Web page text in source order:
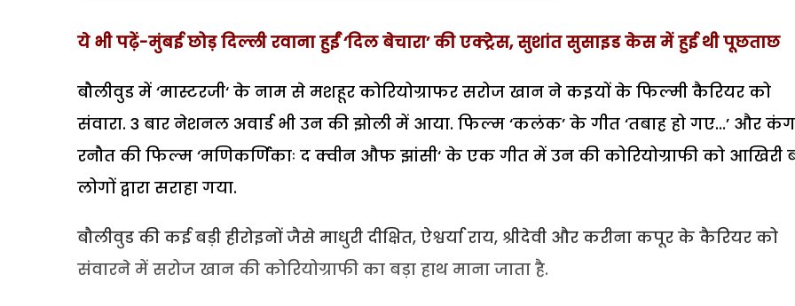
ये भी पढ़ें-मुंबई छोड़ दिल्ली रवाना हुईं ‘दिल बेचारा’ की एक्ट्रेस, सुशांत सुसाइड केस में हुई थी पूछताछ
बौलीवुड में ‘मास्टरजी‘ के नाम से मशहूर कोरियोग्राफर सरोज खान ने कइयों के फिल्मी कैरियर को
संवारा. 3 बार नेशनल अवार्ड भी उन की झोली में आया. फिल्म ‘कलंक’ के गीत ‘तबाह हो गए...’ और
रनौत की फिल्म ‘मणिकर्णिकाः द क्वीन औफ झांसी‘ के एक गीत में उन की कोरियोग्राफी को आखिरी
लोगों द्वारा सराहा गया.
बौलीवुड की कई बड़ी हीरोइनों जैसे माधुरी दीक्षित, ऐश्वर्या राय, श्रीदेवी और करीना कपूर के कैरियर को
संवारने में सरोज खान की कोरियोग्राफी का बड़ा हाथ माना जाता है.